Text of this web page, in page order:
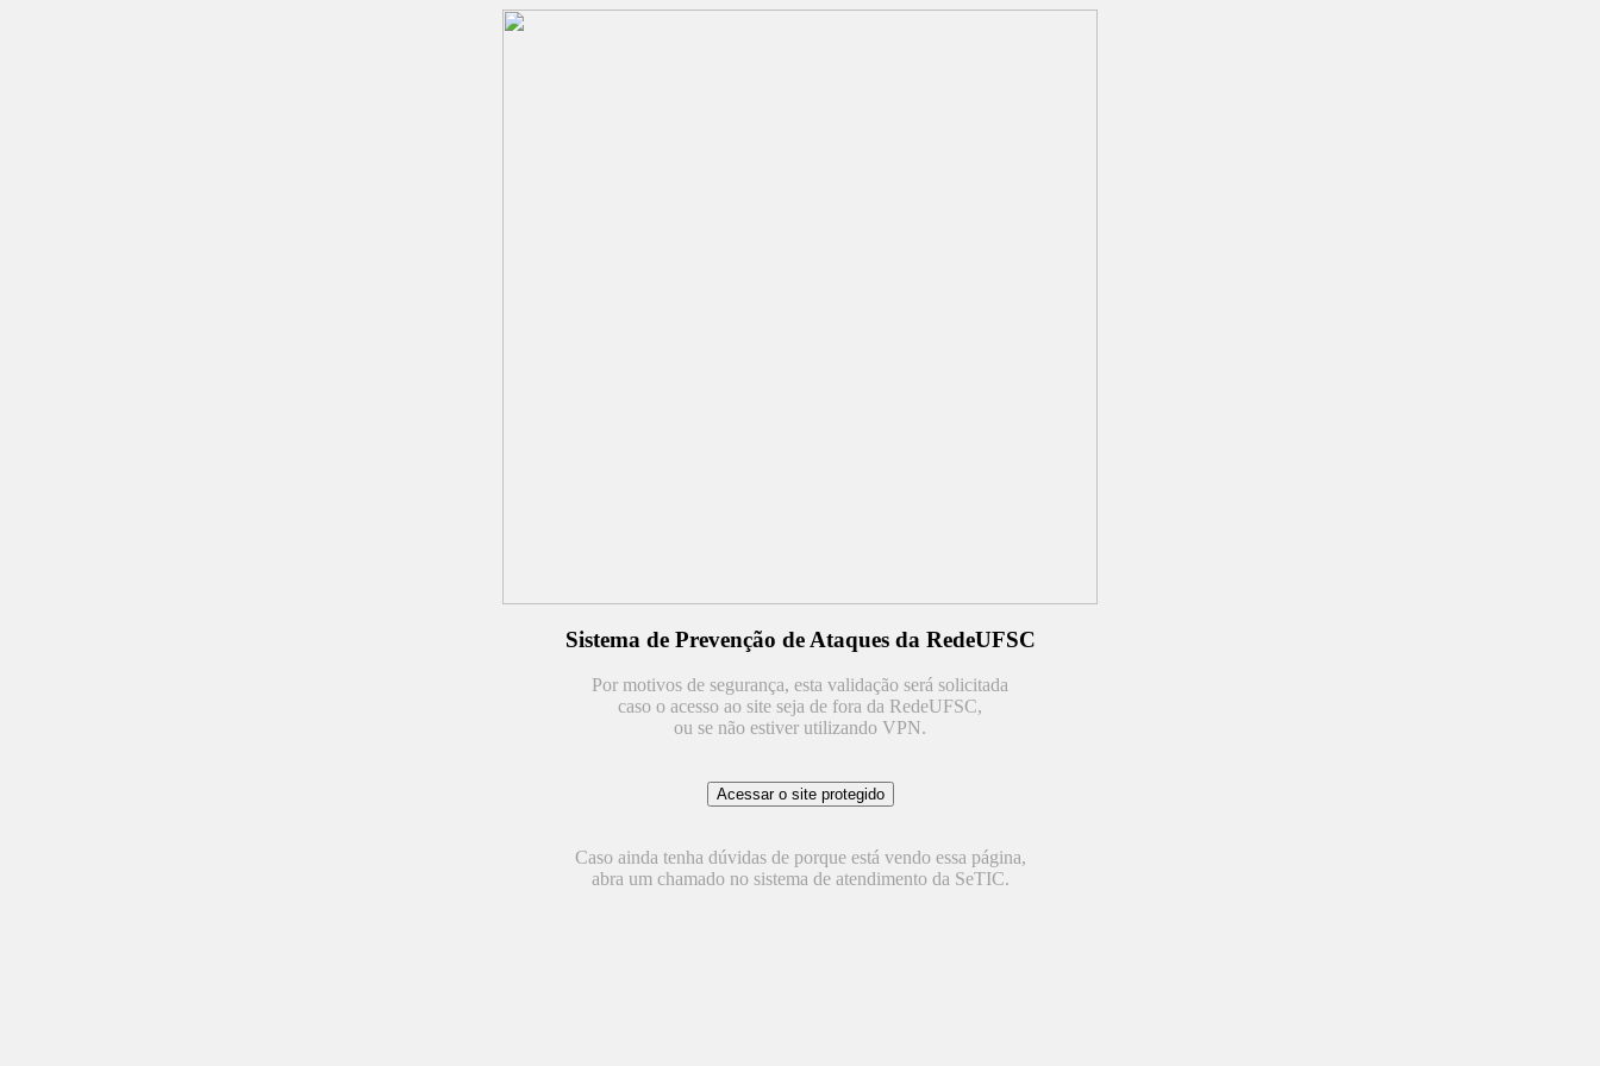
Sistema de Prevenção de Ataques da RedeUFSC
Por motivos de segurança, esta validação será solicitada
caso o acesso ao site seja de fora da RedeUFSC,
ou se não estiver utilizando VPN.
Caso ainda tenha dúvidas de porque está vendo essa página,
abra um chamado no sistema de atendimento da SeTIC.